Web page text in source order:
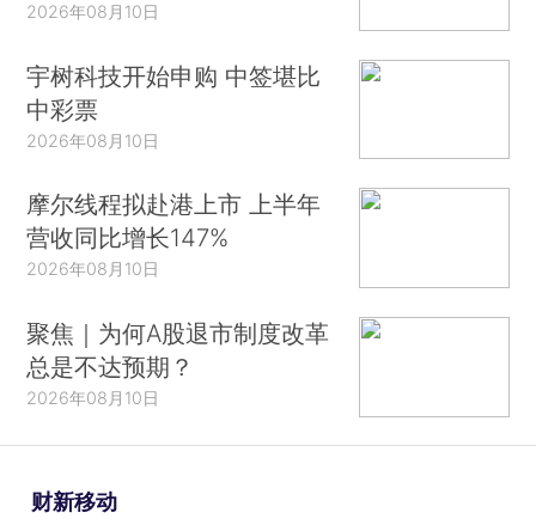
2026年08月10日
宇树科技开始申购 中签堪比
中彩票
2026年08月10日
摩尔线程拟赴港上市 上半年
营收同比增长147%
2026年08月10日
聚焦｜为何A股退市制度改革
总是不达预期？
2026年08月10日
财新移动